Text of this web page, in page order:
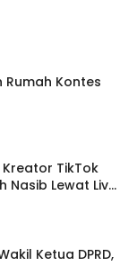
Rumah Kontes
TikTok
Nasib Lewat Live
Ketua DPRD,